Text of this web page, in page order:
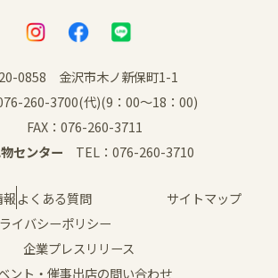
0858 金沢市木ノ新保町1-1
260-3700(代)(9：00～18：00)
FAX：076-260-3711
センター TEL：076-260-3710
よくある質問
サイトマップ
イバシーポリシー
企業プレスリリース
ント・催事出店の問い合わせ